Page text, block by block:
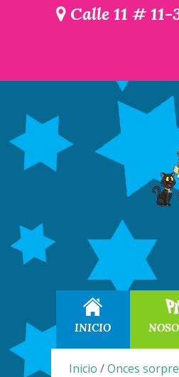
Calle 11 #
INICIO
Inicio /Onces